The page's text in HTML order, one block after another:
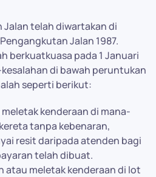
telah diwartakan di
Jalan 1987.
berkuatkuasa pada 1 Januari
di bawah peruntukan
seperti berikut:
kenderaan di mana-
tanpa kebenaran,
resit daripada atenden bagi
telah dibuat.
atau meletak kenderaan di lot